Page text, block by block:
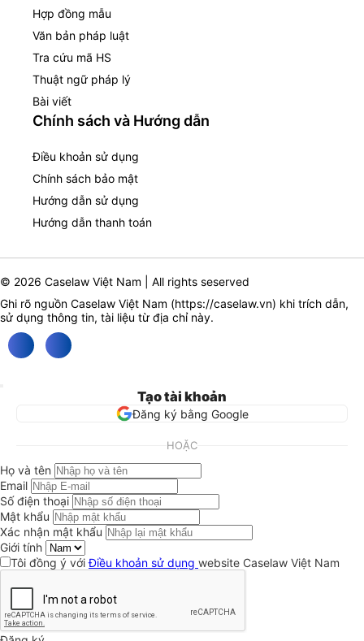
Hợp đồng mẫu
Văn bản pháp luật
Tra cứu mã HS
Thuật ngữ pháp lý
Bài viết
Chính sách và Hướng dẫn
Điều khoản sử dụng
Chính sách bảo mật
Hướng dẫn sử dụng
Hướng dẫn thanh toán
© 2026 Caselaw Việt Nam | All rights seserved
Ghi rõ nguồn Caselaw Việt Nam (https://caselaw.vn) khi trích dẫn,
sử dụng thông tin, tài liệu từ địa chỉ này.
Tạo tài khoản
Đăng ký bằng Google
HOẶC
Họ và tên
Email
Số điện thoại
Mật khẩu
Xác nhận mật khẩu
Giới tính
Tôi đồng ý vớiĐiều khoản sử dụng website Caselaw Việt Nam